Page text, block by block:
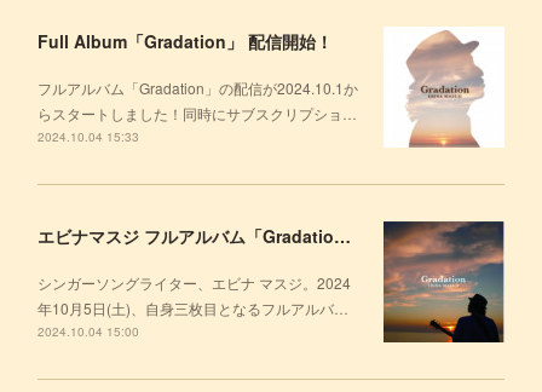
Full Album「Gradation」 配信開始！
フルアルバム「Gradation」の配信が2024.10.1か
らスタートしました！同時にサブスクリプショ…
2024.10.04 15:33
エビナマスジ フルアルバム「Gradation」Digital & CD Release!!
シンガーソングライター、エビナ マスジ。2024
年10月5日(土)、自身三枚目となるフルアルバ…
2024.10.04 15:00